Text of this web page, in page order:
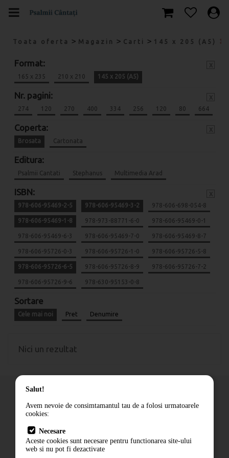
Toata oferta > Magazin > Carti > 145 x 205 (A5)
Format:
165 x 235 210 x 210 145 x 205 (A5)
Nr. pagini:
274 120 270 400 334 256 120 80 664
Coperta:
Brosata Cartonata
Editura:
Psalmii Cantati Stephanus Multimedia Arad
ISBN:
978-606-95469-2-5 978-606-95469-3-2 978-606-698-054-8
978-606-95469-1-8 978-973-88771-6-0 978-606-95469-0-1
978-606-95469-6-3 978-606-95469-7-0 978-606-95469-8-7
978-606-95726-0-3 978-606-95726-1-0 978-606-95726-5-8
978-606-95726-6-5 978-606-95726-8-9 978-606-95726-7-2
978-606-95726-9-6 978-630-95153-0-8
Sortare
Cele mai noi Pret Denumire
Nici un rezultat
Cum comand
Livrare
Contact
Salut!
Avem nevoie de consimtamantul tau de a folosi urmatoarele
cookies:
Necesare
Aceste cookies sunt necesare pentru functionarea site-ului
web si nu pot fi dezactivate